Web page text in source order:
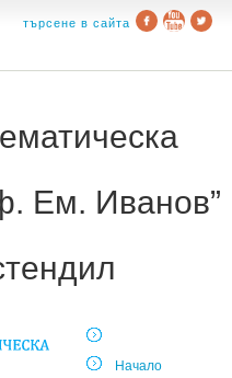
търсене в сайта
Ем. Иванов”
Начало